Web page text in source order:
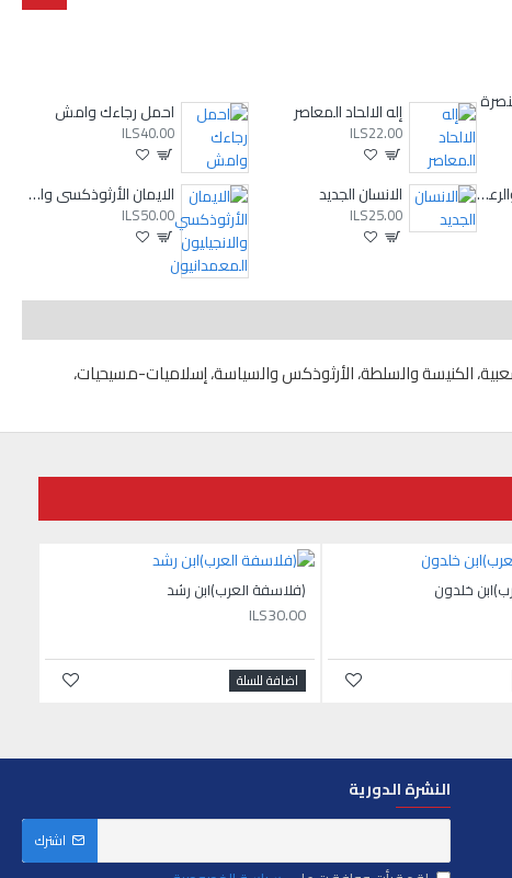
إله الالحاد المعاصر
ILS22.00
احمل رجاءك وامش
ILS40.00
اراء في شعب الله والرعاية والمشاركة الانسان الجديد
ILS25.00
الايمان الأرثوذكسي والانجيليون المعمدانيون
ILS50.00
الكنيسة والسلطة، الأرثوذكس والسياسة، إسلاميات-مسيحيات،
خلدون (فلاسفة العرب)ابن رشد
ILS30.00
اضافة للسلة
النشرة الدورية
اشترك